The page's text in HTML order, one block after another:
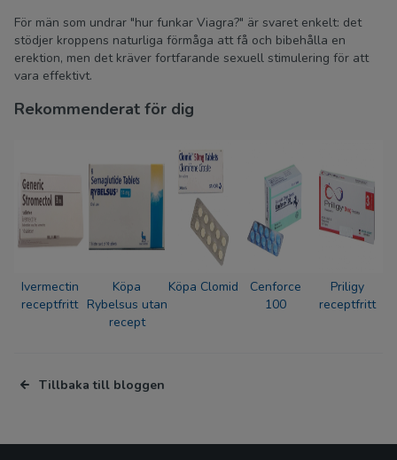
För män som undrar "hur funkar Viagra?" är svaret enkelt: det
stödjer kroppens naturliga förmåga att få och bibehålla en
erektion, men det kräver fortfarande sexuell stimulering för att
vara effektivt.
Rekommenderat för dig
Ivermectin
receptfritt
Köpa
Rybelsus utan
recept
Köpa Clomid
Cenforce
100
Priligy
receptfritt
Tillbaka till bloggen